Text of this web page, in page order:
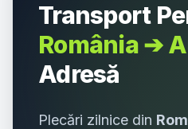
Transport
România➔
Adresă
Plecări zilnice din